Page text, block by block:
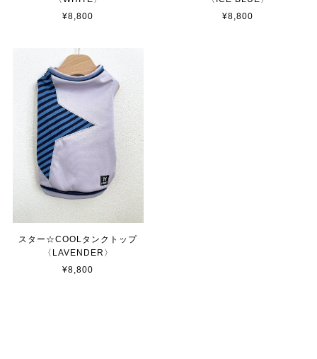
¥8,800
¥8,800
スター☆COOLタンクトップ
〈LAVENDER〉
¥8,800